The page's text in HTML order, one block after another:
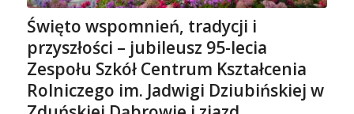
Święto wspomnień, tradycji i
przyszłości – jubileusz 95-lecia
Zespołu Szkół Centrum Kształcenia
Rolniczego im. Jadwigi Dziubińskiej w